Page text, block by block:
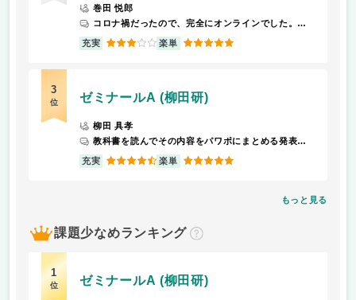
巻田 悦郎
コロナ禍だったので、完全にオンラインでした。毎回の小レポートが出席代わりで、特に難しい内容ではありませんでした。
充実 3 楽単 5
3
位 ゼミナールA (柳田研)
柳田 具孝
教科書を読んでその内容をパワポにまとめる発表が順番に回ってくる。
充実 4.5 楽単 5
もっと見る
課題少なめランキング
？
1
位 ゼミナールA (柳田研)